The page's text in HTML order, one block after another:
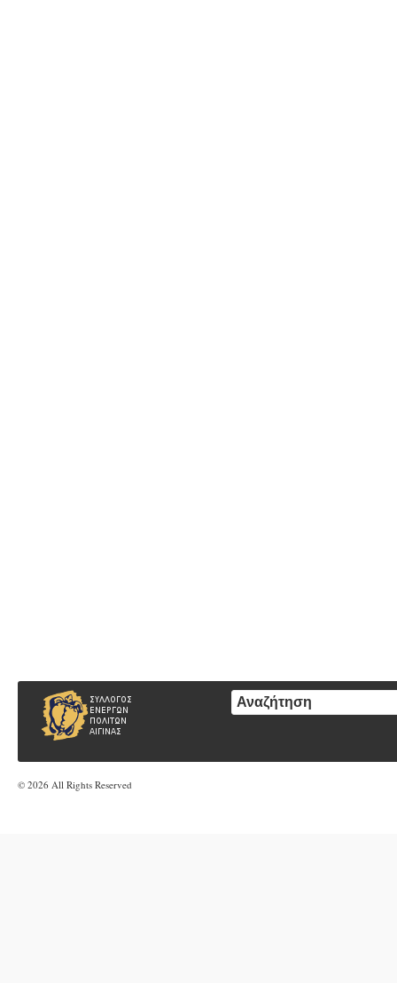
© 2026 All Rights Reserved